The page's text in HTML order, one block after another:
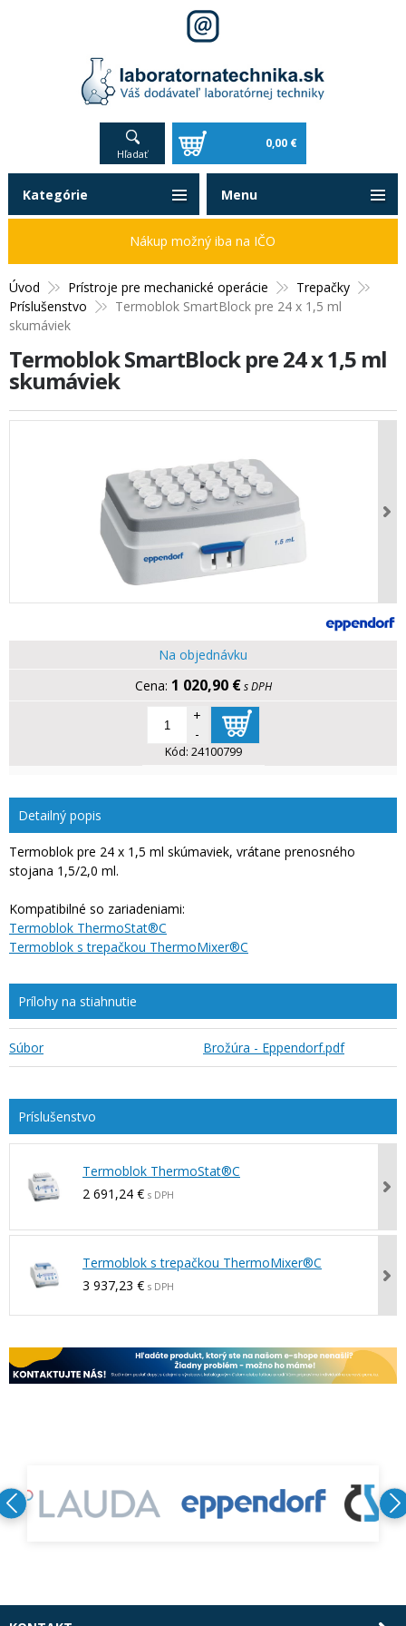
Hľadať
0,00 €
Úvod Prístroje pre mechanické operácie
Trepačky
Príslušenstvo
Termoblok SmartBlock pre 24 x 1,5 ml
skumáviek
Termoblok SmartBlock pre 24 x 1,5 ml
skumáviek
Na objednávku
1 020,90 € s DPH
+
-
Kód: 24100799
Detailný popis
Termoblok pre 24 x 1,5 ml skúmaviek, vrátane prenosného
stojana 1,5/2,0 ml.
Kompatibilné so zariadeniami:
Termoblok ThermoStat®C
Termoblok s trepačkou ThermoMixer®C
Prílohy na stiahnutie
Súbor Brožúra - Eppendorf.pdf
Termoblok ThermoStat®C
2 691,24 € s DPH
Termoblok s trepačkou ThermoMixer®C
3 937,23 € s DPH
Kategórie
Nákup možný iba na IČO
Menu